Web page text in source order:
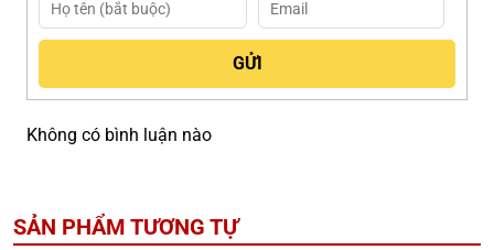
Không có bình luận nào
SẢN PHẨM TƯƠNG TỰ